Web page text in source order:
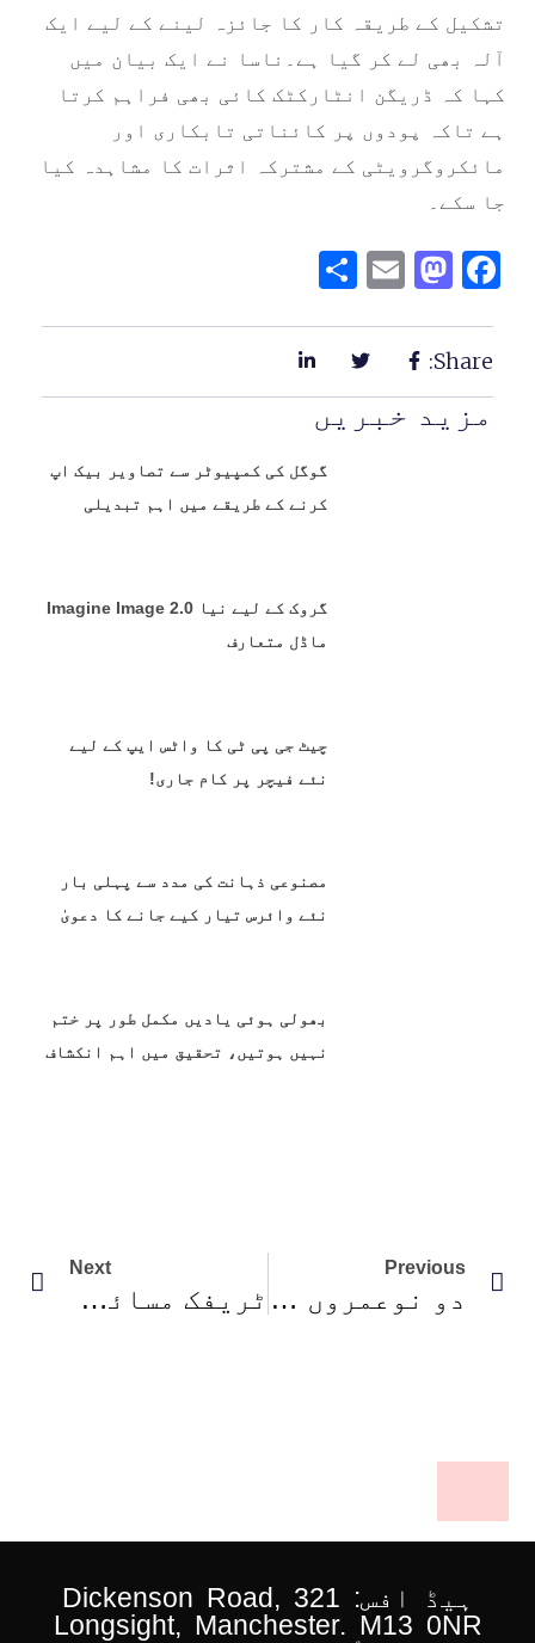
تشکیل کے طریقہ کار کا جائزہ لینے کے لیے ایک
آلہ بھی لے کر گیا ہے۔ناسا نے ایک بیان میں
کہا کہ ڈریگن انٹارکٹک کائی بھی فراہم کرتا
ہے تاکہ پودوں پر کائناتی تابکاری اور
مائکروگرویٹی کے مشترکہ اثرات کا مشاہدہ کیا
جا سکے۔
Facebook
Mastodon
Email
Share:
مزید خبریں
گوگل کی کمپیوٹر سے تصاویر بیک اپ
کرنے کے طریقے میں اہم تبدیلی
گروک کے لیے نیا Imagine Image 2.0
ماڈل متعارف
چیٹ جی پی ٹی کا واٹس ایپ کے لیے
نئے فیچر پر کام جاری!
مصنوعی ذہانت کی مدد سے پہلی بار
نئے وائرس تیار کیے جانے کا دعویٰ
بھولی ہوئی یادیں مکمل طور پر ختم
نہیں ہوتیں، تحقیق میں اہم انکشاف
Previous
دو نوعمروں کی خودکشی کے بعد ٹک ٹاک پر مقدمہ دائر
Next
ٹریفک مسائل سے نمٹنے کے لیے ایئر بس کی فضائی ٹیکسی
ہیڈ افس: 321 Dickenson Road,
Longsight, Manchester. M13 0NR